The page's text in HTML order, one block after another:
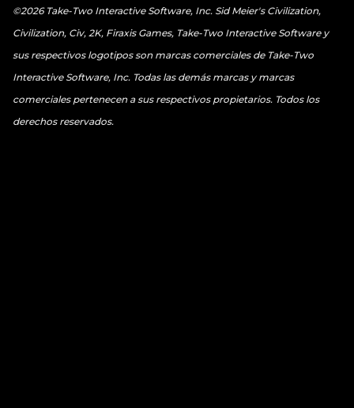
©2026 Take-Two Interactive Software, Inc. Sid Meier's Civilization,
Civilization, Civ, 2K, Firaxis Games, Take-Two Interactive Software y
sus respectivos logotipos son marcas comerciales de Take-Two
Interactive Software, Inc. Todas las demás marcas y marcas
comerciales pertenecen a sus respectivos propietarios. Todos los
derechos reservados.